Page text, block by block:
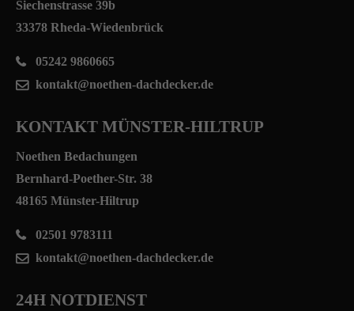
Siechenstrasse 39b
33378 Rheda-Wiedenbrück
05242 9860665
kontakt@noethen-dachdecker.de
KONTAKT MÜNSTER-HILTRUP
Noethen Bedachungen
Bernhard-Poether-Str. 38
48165 Münster-Hiltrup
02501 9783111
kontakt@noethen-dachdecker.de
24H NOTDIENST